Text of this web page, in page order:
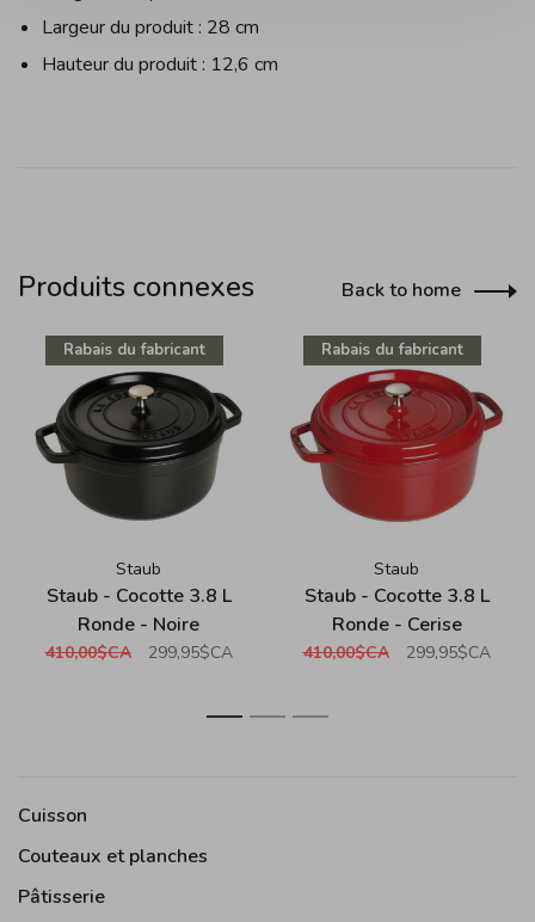
Largeur du produit : 28 cm
Hauteur du produit : 12,6 cm
Produits connexes Back to home
Rabais du fabricant
Staub
Staub - Cocotte 3.8 L
Ronde - Noire
410,00$CA 299,95$CA
Rabais du fabricant
Staub
Staub - Cocotte 3.8 L
Ronde - Cerise
410,00$CA 299,95$CA
1 2 3
Cuisson
Couteaux et planches
Pâtisserie